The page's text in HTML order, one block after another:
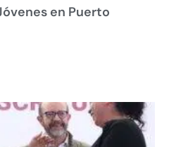
en Puerto